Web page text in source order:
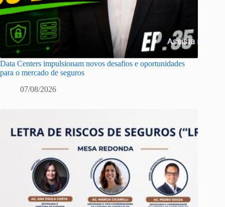
Data Centers impulsionam novos desafios e oportunidades
para o mercado de seguros
07/08/2026